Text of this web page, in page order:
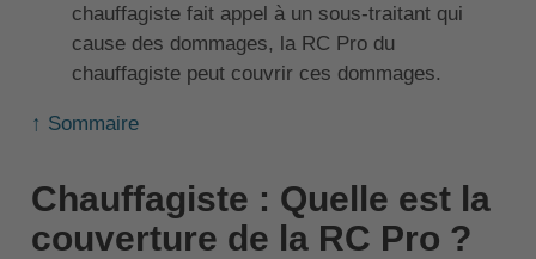
chauffagiste fait appel à un sous-traitant qui
cause des dommages, la RC Pro du
chauffagiste peut couvrir ces dommages.
↑ Sommaire
Chauffagiste : Quelle est la
couverture de la RC Pro ?